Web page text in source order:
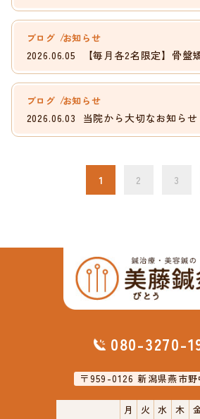
ブログ お知らせ
2026.06.05
ブログ お知らせ
2026.06.03 当院から大切なお知らせ
1 2 3
080-3270-
〒959-0126 新潟県燕市野
月 火 水 木